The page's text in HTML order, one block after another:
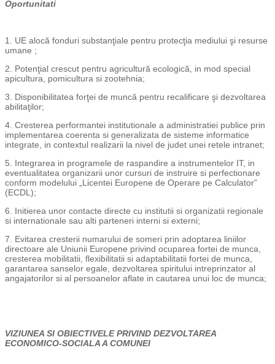
Oportunitati
1. UE alocă fonduri substanţiale pentru protecţia mediului şi resurse
umane ;
2. Potenţial crescut pentru agricultură ecologică, in mod special
apicultura, pomicultura si zootehnia;
3. Disponibilitatea forţei de muncă pentru recalificare şi dezvoltarea
abilitaţilor;
4. Cresterea performantei institutionale a administratiei publice prin
implementarea coerenta si generalizata de sisteme informatice
integrate, in contextul realizarii la nivel de judet unei retele intranet;
5. Integrarea in programele de raspandire a instrumentelor IT, in
eventualitatea organizarii unor cursuri de instruire si perfectionare
conform modelului „Licentei Europene de Operare pe Calculator”
(ECDL);
6. Initierea unor contacte directe cu institutii si organizatii regionale
si internationale sau alti parteneri interni si externi;
7. Evitarea cresterii numarului de someri prin adoptarea liniilor
directoare ale Uniunii Europene privind ocuparea fortei de munca,
cresterea mobilitatii, flexibilitatii si adaptabilitatii fortei de munca,
garantarea sanselor egale, dezvoltarea spiritului intreprinzator al
angajatorilor si al persoanelor aflate in cautarea unui loc de munca;
VIZIUNEA SI OBIECTIVELE PRIVIND DEZVOLTAREA
ECONOMICO-SOCIALA A COMUNEI